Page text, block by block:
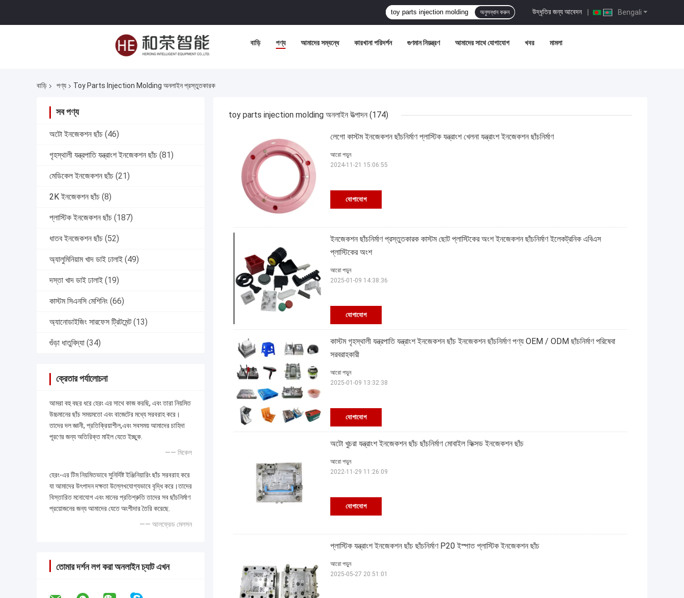
Bengali
উদ্ধৃতির জন্য আবেদন |
অনুসন্ধান করুন
বাড়ি পণ্য আমাদের সম্বন্ধে কারখানা পরিদর্শন গুণমান নিয়ন্ত্রণ আমাদের সাথে যোগাযোগ খবর মামলা
বাড়ি পণ্য Toy Parts Injection Molding অনলাইন প্রস্তুতকারক
সব পণ্য
অটো ইনজেকশন ছাঁচ (46)
গৃহস্থালী যন্ত্রপাতি যন্ত্রাংশ ইনজেকশন ছাঁচ (81)
মেডিকেল ইনজেকশন ছাঁচ (21)
2K ইনজেকশন ছাঁচ (8)
প্লাস্টিক ইনজেকশন ছাঁচ (187)
ধাতব ইনজেকশন ছাঁচ (52)
অ্যালুমিনিয়াম খাদ ডাই ঢালাই (49)
দস্তা খাদ ডাই ঢালাই (19)
কাস্টম সিএনসি মেশিনিং (66)
অ্যানোডাইজিং সারফেস ট্রিটমেন্ট (13)
গুঁড়া ধাতুবিদ্যা (34)
ক্রেতার পর্যালোচনা
আমরা বহু বছর ধরে হেরং এর সাথে কাজ করছি, এবং তারা নিয়মিত
উচ্চমানের ছাঁচ সময়মতো এবং বাজেটের মধ্যে সরবরাহ করে।
তাদের দল জ্ঞানী, প্রতিক্রিয়াশীল,এবং সবসময় আমাদের চাহিদা
পূরণের জন্য অতিরিক্ত মাইল যেতে ইচ্ছুক.
—— মিকেল
হেরং-এর টিম নিয়মিতভাবে সুনির্দিষ্ট ইঞ্জিনিয়ারিং ছাঁচ সরবরাহ করে
যা আমাদের উৎপাদন দক্ষতা উল্লেখযোগ্যভাবে বৃদ্ধি করে।তাদের
বিস্তারিত মনোযোগ এবং মানের প্রতিশ্রুতি তাদের সব ছাঁচনির্মাণ
প্রয়োজনের জন্য আমাদের যেতে অংশীদার তৈরি করেছে.
—— আলফ্রেড মেলসন
তোমার দর্শন লগ করা অনলাইন চ্যাট এখন
toy parts injection molding অনলাইন উত্পাদন (174)
লেগো কাস্টম ইনজেকশন ছাঁচনির্মাণ প্লাস্টিক যন্ত্রাংশ খেলনা যন্ত্রাংশ ইনজেকশন ছাঁচনির্মাণ
যোগাযোগ
আরো পড়ুন
2024-11-21 15:06:55
ইনজেকশন ছাঁচনির্মাণ প্রস্তুতকারক কাস্টম ছোট প্লাস্টিকের অংশ ইনজেকশন ছাঁচনির্মাণ ইলেকট্রনিক এবিএস
প্লাস্টিকের অংশ
যোগাযোগ
আরো পড়ুন
2025-01-09 14:38:36
কাস্টম গৃহস্থালী যন্ত্রপাতি যন্ত্রাংশ ইনজেকশন ছাঁচ ইনজেকশন ছাঁচনির্মাণ পণ্য OEM / ODM ছাঁচনির্মাণ পরিষেবা
সরবরাহকারী
যোগাযোগ
আরো পড়ুন
2025-01-09 13:32:38
অটো খুচরা যন্ত্রাংশ ইনজেকশন ছাঁচ ছাঁচনির্মাণ মোবাইল ফিক্সড ইনজেকশন ছাঁচ
যোগাযোগ
আরো পড়ুন
2022-11-29 11:26:09
প্লাস্টিক যন্ত্রাংশ ইনজেকশন ছাঁচ ছাঁচনির্মাণ P20 ইস্পাত প্লাস্টিক ইনজেকশন ছাঁচ
আরো পড়ুন
2025-05-27 20:51:01